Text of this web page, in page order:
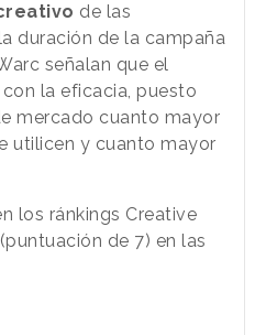
de las
duración de la campaña
señalan que el
la eficacia, puesto
mercado cuanto mayor
utilicen y cuanto mayor
los ránkings Creative
de 7) en las